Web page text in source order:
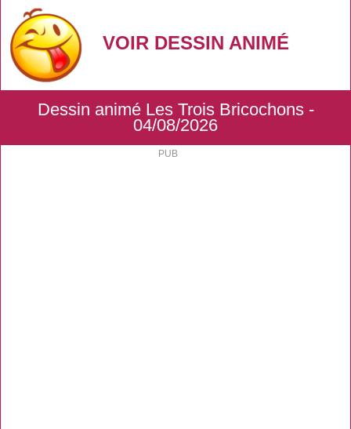
VOIR DESSIN ANIMÉ
Dessin animé Les Trois Bricochons -
04/08/2026